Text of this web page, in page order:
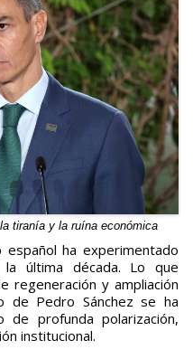
tiranía y la ruína económica
última década. Lo que
regeneración y ampliación
de Pedro Sánchez se ha
de profunda polarización,
institucional.